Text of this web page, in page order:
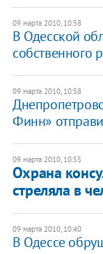
09 марта 2010, 10:58
В Одесской
собственного
09 марта 2010, 10:58
Финн»
09 марта 2010, 10:55
Охрана
стреляла в
09 марта 2010, 10:40
В Одессе